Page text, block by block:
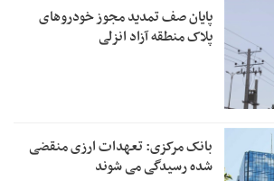
پایان صف تمدید مجوز خودروهای
پلاک منطقه آزاد انزلی
بانک مرکزی: تعهدات ارزی منقضی
شده رسیدگی می شوند